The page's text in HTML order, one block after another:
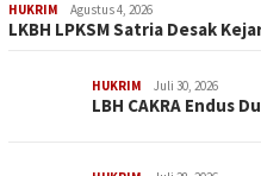
HUKRIM Agustus 4, 2026
LKBH LPKSM Satria Desak
HUKRIM Juli 30, 2026
LBH CAKRA Endus